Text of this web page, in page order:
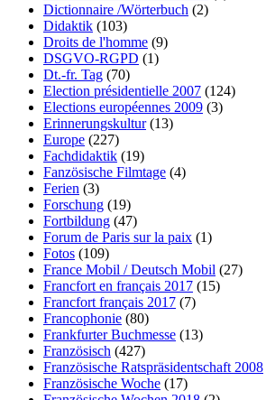
Dictionnaire /Wörterbuch (2)
Didaktik (103)
Droits de l'homme (9)
DSGVO-RGPD (1)
Dt.-fr. Tag (70)
Election présidentielle 2007 (124)
Elections européennes 2009 (3)
Erinnerungskultur(13)
Europe (227)
Fachdidaktik (19)
Fanzösische Filmtage (4)
Ferien (3)
Forschung (19)
Fortbildung (47)
Forum de Paris sur la paix (1)
Fotos (109)
France Mobil / Deutsch Mobil (27)
Francfort en français 2017 (15)
Francfort français 2017 (7)
Francophonie (80)
Frankfurter Buchmesse (13)
Französisch (427)
Französische Ratspräsidentschaft 2008
Französische Woche (17)